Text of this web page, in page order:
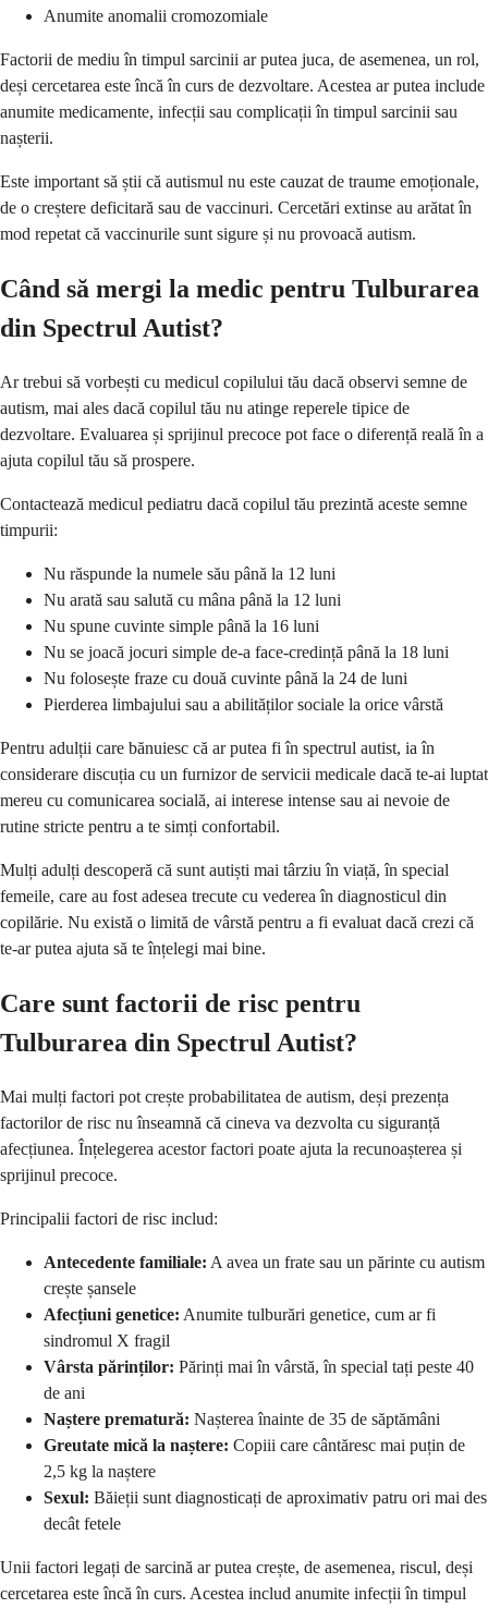
Anumite anomalii cromozomiale
Factorii de mediu în timpul sarcinii ar putea juca, de asemenea, un rol,
deși cercetarea este încă în curs de dezvoltare. Acestea ar putea include
anumite medicamente, infecții sau complicații în timpul sarcinii sau
nașterii.
Este important să știi că autismul nu este cauzat de traume emoționale,
de o creștere deficitară sau de vaccinuri. Cercetări extinse au arătat în
mod repetat că vaccinurile sunt sigure și nu provoacă autism.
Când să mergi la medic pentru Tulburarea
din Spectrul Autist?
Ar trebui să vorbești cu medicul copilului tău dacă observi semne de
autism, mai ales dacă copilul tău nu atinge reperele tipice de
dezvoltare. Evaluarea și sprijinul precoce pot face o diferență reală în a
ajuta copilul tău să prospere.
Contactează medicul pediatru dacă copilul tău prezintă aceste semne
timpurii:
Nu răspunde la numele său până la 12 luni
Nu arată sau salută cu mâna până la 12 luni
Nu spune cuvinte simple până la 16 luni
Nu se joacă jocuri simple de-a face-credință până la 18 luni
Nu folosește fraze cu două cuvinte până la 24 de luni
Pierderea limbajului sau a abilităților sociale la orice vârstă
Pentru adulții care bănuiesc că ar putea fi în spectrul autist, ia în
considerare discuția cu un furnizor de servicii medicale dacă te-ai luptat
mereu cu comunicarea socială, ai interese intense sau ai nevoie de
rutine stricte pentru a te simți confortabil.
Mulți adulți descoperă că sunt autiști mai târziu în viață, în special
femeile, care au fost adesea trecute cu vederea în diagnosticul din
copilărie. Nu există o limită de vârstă pentru a fi evaluat dacă crezi că
te-ar putea ajuta să te înțelegi mai bine.
Care sunt factorii de risc pentru
Tulburarea din Spectrul Autist?
Mai mulți factori pot crește probabilitatea de autism, deși prezența
factorilor de risc nu înseamnă că cineva va dezvolta cu siguranță
afecțiunea. Înțelegerea acestor factori poate ajuta la recunoașterea și
sprijinul precoce.
Principalii factori de risc includ:
Antecedente familiale: A avea un frate sau un părinte cu autism
crește șansele
Afecțiuni genetice: Anumite tulburări genetice, cum ar fi
sindromul X fragil
Vârsta părinților: Părinți mai în vârstă, în special tați peste 40
de ani
Naștere prematură: Nașterea înainte de 35 de săptămâni
Greutate mică la naștere: Copiii care cântăresc mai puțin de
2,5 kg la naștere
Sexul: Băieții sunt diagnosticați de aproximativ patru ori mai des
decât fetele
Unii factori legați de sarcină ar putea crește, de asemenea, riscul, deși
cercetarea este încă în curs. Acestea includ anumite infecții în timpul